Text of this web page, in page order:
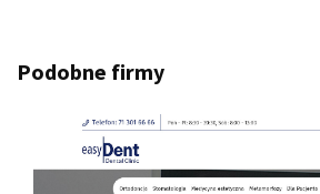
Podobne firmy